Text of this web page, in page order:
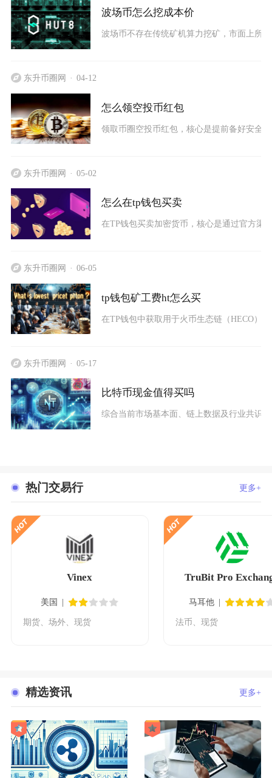
波场币怎么挖成本价
波场币不存在传统矿机算力挖矿，市面上所
东升币圈网 04-12
怎么领空投币红包
领取币圈空投币红包，核心是提前备好安全
东升币圈网 05-02
怎么在tp钱包买卖
在TP钱包买卖加密货币，核心是通过官方渠
东升币圈网 06-05
tp钱包矿工费ht怎么买
在TP钱包中获取用于火币生态链（HECO）
东升币圈网 05-17
比特币现金值得买吗
综合当前市场基本面、链上数据及行业共识
热门交易行 更多+
Vinex
美国
期货、场外、现货
TruBit Pro
马耳他
法币、现货
精选资讯 更多+